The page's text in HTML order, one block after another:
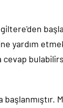
yardım
cevap